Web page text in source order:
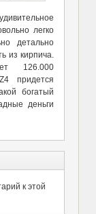
легко
детально
из кирпича.
126.000
придется
богатый
деньги
к этой